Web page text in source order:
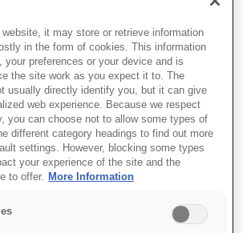
it may store or retrieve information
in the form of cookies. This information
your preferences or your device and is
the site work as you expect it to. The
usually directly identify you, but it can give
web experience. Because we respect
you can choose not to allow some types of
different category headings to find out more
settings. However, blocking some types
your experience of the site and the
to offer.
More Information